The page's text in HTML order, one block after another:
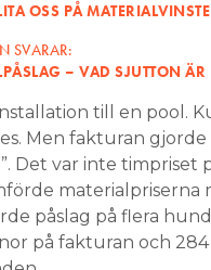
OSS PÅ
SVARAR:
– VAD SJUTTON ÄR
till en pool.
Men fakturan gjorde
Det var inte timpriset
påslag på flera
på fakturan och